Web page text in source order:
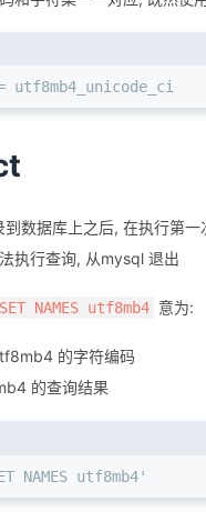
到数据库上之后, 在执行第
执行查询, 从mysql 退出
SET NAMES utf8mb4 意为:
的字符编码
的查询结果
NAMES utf8mb4'